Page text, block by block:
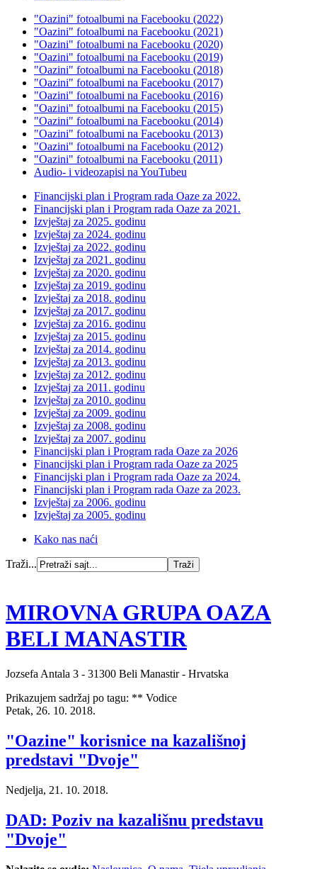
"Oazini" fotoalbumi na Facebooku (2022)
"Oazini" fotoalbumi na Facebooku (2021)
"Oazini" fotoalbumi na Facebooku (2020)
"Oazini" fotoalbumi na Facebooku (2019)
"Oazini" fotoalbumi na Facebooku (2018)
"Oazini" fotoalbumi na Facebooku (2017)
"Oazini" fotoalbumi na Facebooku (2016)
"Oazini" fotoalbumi na Facebooku (2015)
"Oazini" fotoalbumi na Facebooku (2014)
"Oazini" fotoalbumi na Facebooku (2013)
"Oazini" fotoalbumi na Facebooku (2012)
"Oazini" fotoalbumi na Facebooku (2011)
Audio- i videozapisi na YouTubeu
Financijski plan i Program rada Oaze za 2022.
Financijski plan i Program rada Oaze za 2021.
Izvještaj za 2025. godinu
Izvještaj za 2024. godinu
Izvještaj za 2022. godinu
Izvještaj za 2021. godinu
Izvještaj za 2020. godinu
Izvještaj za 2019. godinu
Izvještaj za 2018. godinu
Izvještaj za 2017. godinu
Izvještaj za 2016. godinu
Izvještaj za 2015. godinu
Izvještaj za 2014. godinu
Izvještaj za 2013. godinu
Izvještaj za 2012. godinu
Izvještaj za 2011. godinu
Izvještaj za 2010. godinu
Izvještaj za 2009. godinu
Izvještaj za 2008. godinu
Izvještaj za 2007. godinu
Financijski plan i Program rada Oaze za 2026
Financijski plan i Program rada Oaze za 2025
Financijski plan i Program rada Oaze za 2024.
Financijski plan i Program rada Oaze za 2023.
Izvještaj za 2006. godinu
Izvještaj za 2005. godinu
Kako nas naći
Traži...
MIROVNA GRUPA OAZA
BELI MANASTIR
Jozsefa Antala 3 - 31300 Beli Manastir - Hrvatska
Prikazujem sadržaj po tagu: ** Vodice
Petak, 26. 10. 2018.
"Oazine" korisnice na kazališnoj
predstavi "Dvoje"
Nedjelja, 21. 10. 2018.
DAD: Poziv na kazališnu predstavu
"Dvoje"